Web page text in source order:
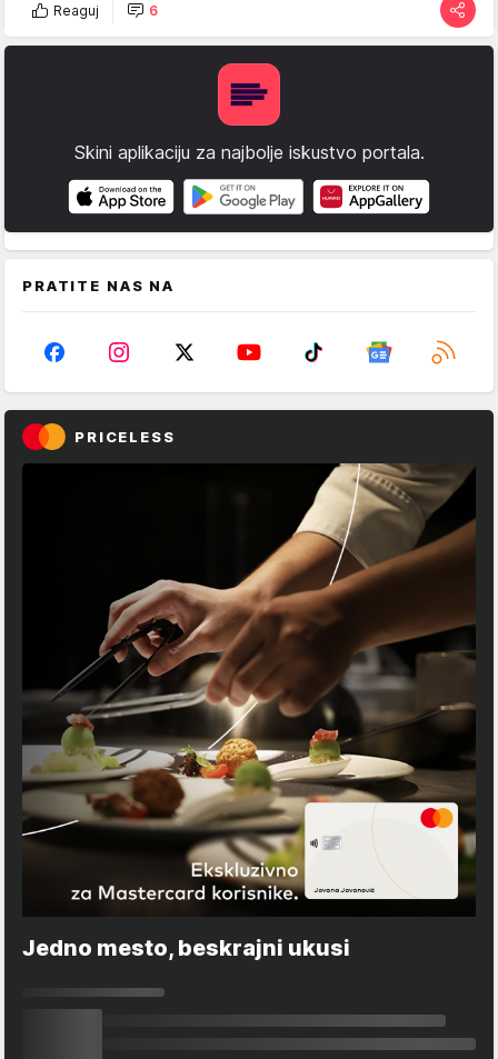
Reaguj 6
Skini aplikaciju za najbolje iskustvo portala.
PRATITE NAS NA
PRICELESS
Jedno mesto, beskrajni ukusi